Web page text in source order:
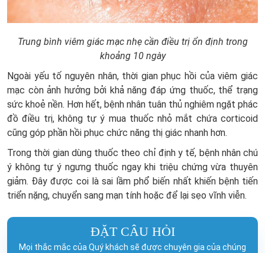
Trung bình viêm giác mạc nhẹ cần điều trị ổn định trong
khoảng 10 ngày
Ngoài yếu tố nguyên nhân, thời gian phục hồi của viêm giác
mạc còn ảnh hưởng bởi khả năng đáp ứng thuốc, thể trạng
sức khoẻ nền. Hơn hết, bệnh nhân tuân thủ nghiêm ngặt phác
đồ điều trị, không tự ý mua thuốc nhỏ mắt chứa corticoid
cũng góp phần hồi phục chức năng thị giác nhanh hơn.
Trong thời gian dùng thuốc theo chỉ định y tế, bệnh nhân chú
ý không tự ý ngưng thuốc ngay khi triệu chứng vừa thuyên
giảm. Đây được coi là sai lầm phổ biến nhất khiến bệnh tiến
triển nặng, chuyển sang mạn tính hoặc để lại sẹo vĩnh viễn.
ĐẶT CÂU HỎI
Mọi thắc mắc của Quý khách sẽ được chuyên gia của chúng